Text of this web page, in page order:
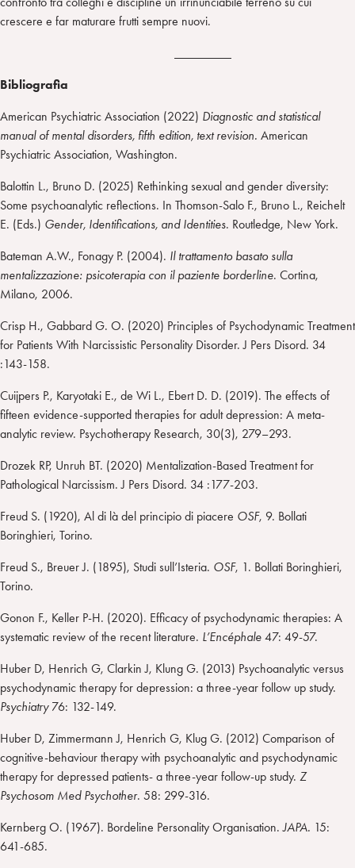
crescere e far maturare frutti sempre nuovi.
Bibliografia
American Psychiatric Association (2022) Diagnostic and statistical
manual of mental disorders, fifth edition, text revision. American
Psychiatric Association, Washington.
Balottin L., Bruno D. (2025) Rethinking sexual and gender diversity:
Some psychoanalytic reflections. In Thomson-Salo F., Bruno L., Reichelt
E. (Eds.) Gender, Identifications, and Identities. Routledge, New York.
Bateman A.W., Fonagy P. (2004). Il trattamento basato sulla
mentalizzazione: psicoterapia con il paziente borderline. Cortina,
Milano, 2006.
Crisp H., Gabbard G. O. (2020) Principles of Psychodynamic Treatment
for Patients With Narcissistic Personality Disorder. J Pers Disord. 34
:143-158.
Cuijpers P., Karyotaki E., de Wi L., Ebert D. D. (2019). The effects of
fifteen evidence-supported therapies for adult depression: A meta-
analytic review. Psychotherapy Research, 30(3), 279–293.
Drozek RP, Unruh BT. (2020) Mentalization-Based Treatment for
Pathological Narcissism. J Pers Disord. 34 :177-203.
Freud S. (1920), Al di là del principio di piacere OSF, 9. Bollati
Boringhieri, Torino.
Freud S., Breuer J. (1895), Studi sull’Isteria. OSF, 1. Bollati Boringhieri,
Torino.
Gonon F., Keller P-H. (2020). Efficacy of psychodynamic therapies: A
systematic review of the recent literature. L’Encéphale 47: 49-57.
Huber D, Henrich G, Clarkin J, Klung G. (2013) Psychoanalytic versus
psychodynamic therapy for depression: a three-year follow up study.
Psychiatry 76: 132-149.
Huber D, Zimmermann J, Henrich G, Klug G. (2012) Comparison of
cognitive-behaviour therapy with psychoanalytic and psychodynamic
therapy for depressed patients- a three-year follow-up study. Z
Psychosom Med Psychother. 58: 299-316.
Kernberg O. (1967). Bordeline Personality Organisation.JAPA. 15:
641-685.